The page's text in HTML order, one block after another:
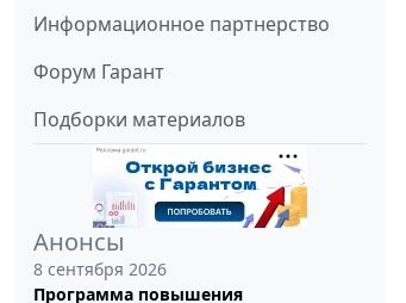
Информационное партнерство
Форум Гарант
Подборки материалов
Анонсы
8 сентября 2026
Программа повышения